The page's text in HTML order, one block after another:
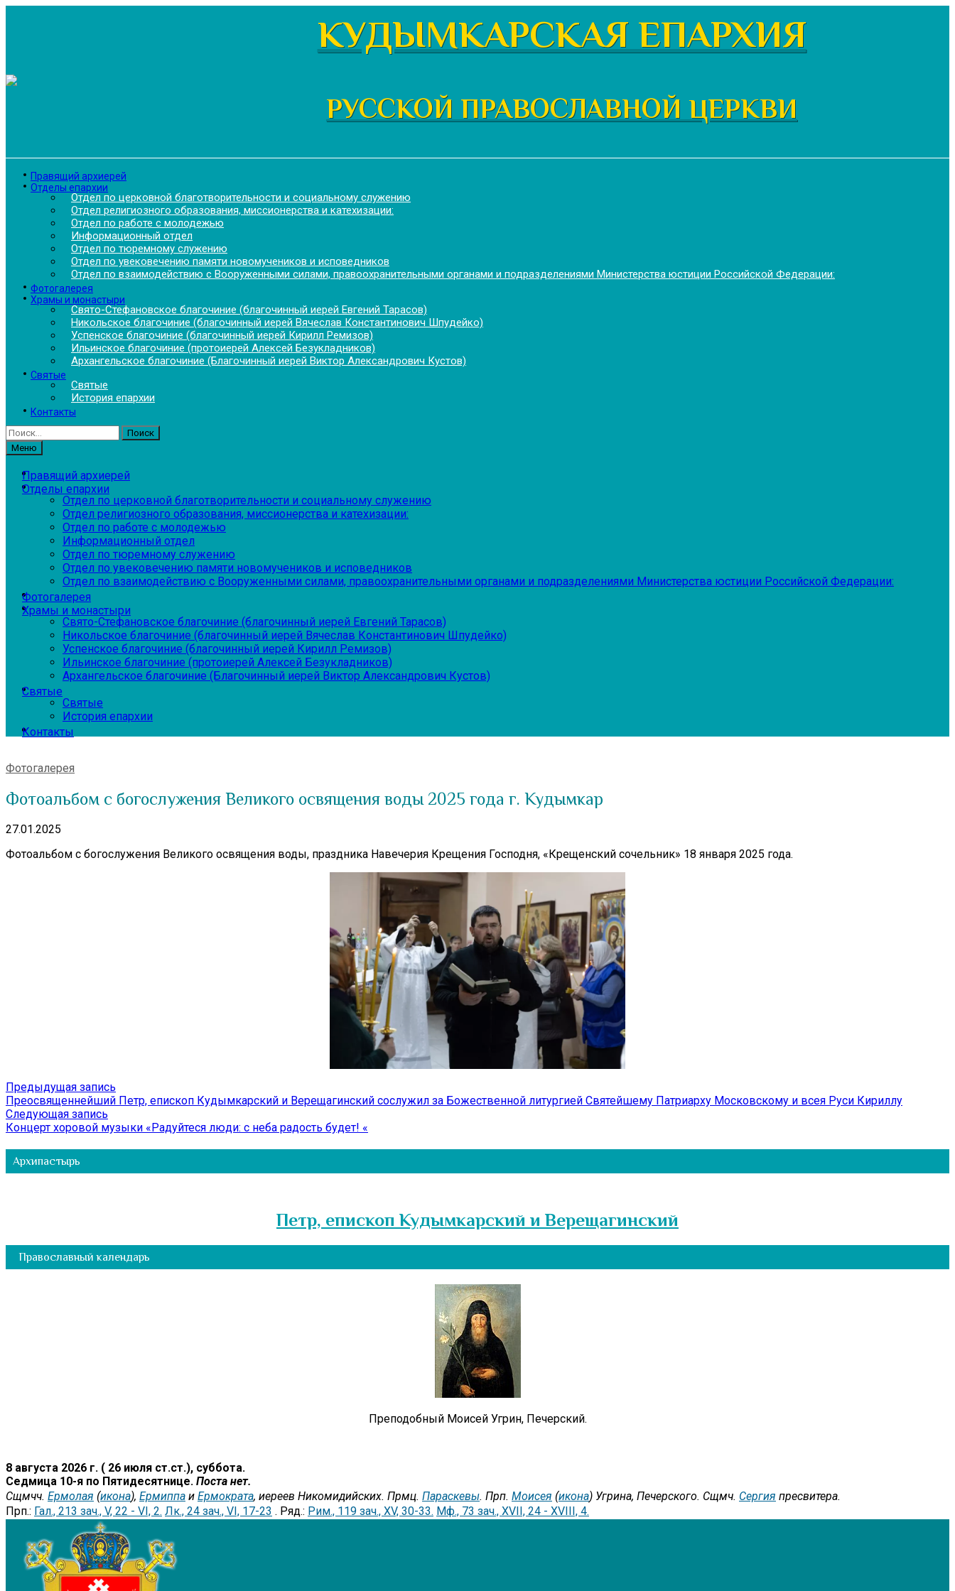
КУДЫМКАРСКАЯ ЕПАРХИЯ
РУССКОЙ ПРАВОСЛАВНОЙ ЦЕРКВИ
Правящий архиерей
Отделы епархии
Отдел по церковной благотворительности и социальному служению
Отдел религиозного образования, миссионерства и катехизации:
Отдел по работе с молодежью
Информационный отдел
Отдел по тюремному служению
Отдел по увековечению памяти новомучеников и исповедников
Отдел по взаимодействию с Вооруженными силами, правоохранительными органами и подразделениями Министерства юстиции Российской Федерации:
Фотогалерея
Храмы и монастыри
Свято-Стефановское благочиние (благочинный иерей Евгений Тарасов)
Никольское благочиние (благочинный иерей Вячеслав Константинович Шпудейко)
Успенское благочиние (благочинный иерей Кирилл Ремизов)
Ильинское благочиние (протоиерей Алексей Безукладников)
Архангельское благочиние (Благочинный иерей Виктор Александрович Кустов)
Святые
Святые
История епархии
Контакты
Найти:
Меню
Правящий архиерей
Отделы епархии
Отдел по церковной благотворительности и социальному служению
Отдел религиозного образования, миссионерства и катехизации:
Отдел по работе с молодежью
Информационный отдел
Отдел по тюремному служению
Отдел по увековечению памяти новомучеников и исповедников
Отдел по взаимодействию с Вооруженными силами, правоохранительными органами и подразделениями Министерства юстиции Российской Федерации:
Фотогалерея
Храмы и монастыри
Свято-Стефановское благочиние (благочинный иерей Евгений Тарасов)
Никольское благочиние (благочинный иерей Вячеслав Константинович Шпудейко)
Успенское благочиние (благочинный иерей Кирилл Ремизов)
Ильинское благочиние (протоиерей Алексей Безукладников)
Архангельское благочиние (Благочинный иерей Виктор Александрович Кустов)
Святые
Святые
История епархии
Контакты
Фотогалерея
Фотоальбом с богослужения Великого освящения воды 2025 года г. Кудымкар
27.01.2025
Фотоальбом с богослужения Великого освящения воды, праздника Навечерия Крещения Господня, «Крещенский сочельник» 18 января 2025 года.
Навигация
по
записям
Предыдущая запись
запись:
Преосвященнейший Петр, епископ Кудымкарский и Верещагинский сослужил за Божественной литургией Святейшему Патриарху Московскому и всея Руси Кириллу
Следующая запись
запись:
Концерт хоровой музыки «Радуйтеся люди: с неба радость будет! «
Архипастырь
Петр, епископ Кудымкарский и Верещагинский
Православный календарь
Преподобный Моисей Угрин, Печерский.
8 августа 2026 г. ( 26 июля ст.ст.), суббота.
Седмица 10-я по Пятидесятнице. Поста нет.
Сщмчч. Ермолая (икона), Ермиппа и Ермократа, иереев Никомидийских. Прмц. Параскевы. Прп. Моисея (икона) Угрина, Печерского. Сщмч. Сергия пресвитера.
Прп.: Гал., 213 зач., V, 22 - VI, 2. Лк., 24 зач., VI, 17-23 . Ряд.: Рим., 119 зач., XV, 30-33. Мф., 73 зач., XVII, 24 - XVIII, 4.